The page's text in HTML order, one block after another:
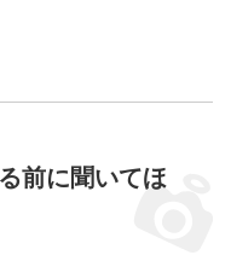
前に聞いてほ